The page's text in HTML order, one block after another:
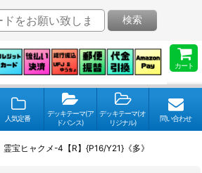
カート
検索
人気定番
デッキテーマ(ア
ドバンス)
デッキテーマ(オ
リジナル)
問い合わせ
霊宝ヒャクメ-4【R】{P16/Y21}《多》